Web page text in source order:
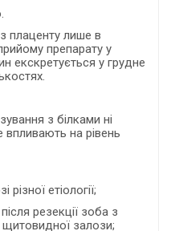
плаценту лише в
препарату у
екскретується у грудне
з білками ні
впливають на рівень
різної етіології;
резекції зоба з
щитовидної залози;